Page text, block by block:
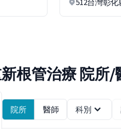
512台灣彰
根管治療 院所/
院所 醫師 科別